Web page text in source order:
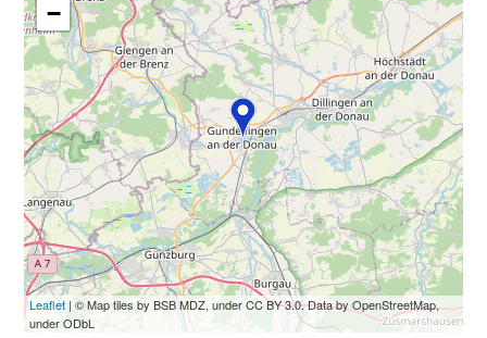
−
Leaflet| © Map tiles by BSB MDZ, under CC BY 3.0. Data by OpenStreetMap,
under ODbL